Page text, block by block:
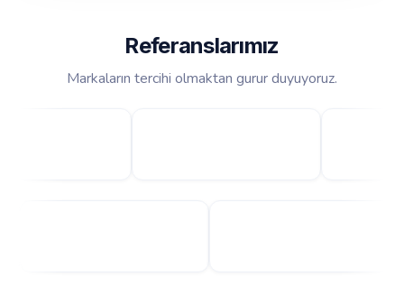
Referanslarımız
Markaların tercihi olmaktan gurur duyuyoruz.